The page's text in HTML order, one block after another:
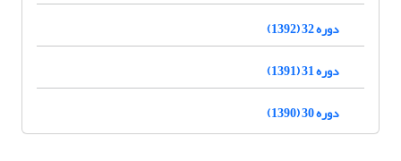
دوره 32 (1392)
دوره 31 (1391)
دوره 30 (1390)